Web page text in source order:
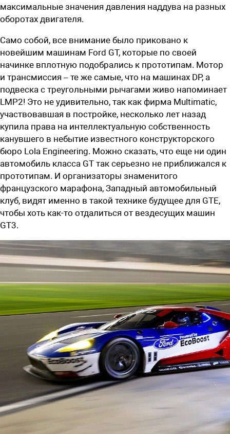
максимальные значения давления наддува на разных
оборотах двигателя.
Само собой, все внимание было приковано к
новейшим машинам Ford GT, которые по своей
начинке вплотную подобрались к прототипам. Мотор
и трансмиссия – те же самые, что на машинах DP, а
подвеска с треугольными рычагами живо напоминает
LMP2! Это не удивительно, так как фирма Multimatic,
участвовавшая в постройке, несколько лет назад
купила права на интеллектуальную собственность
канувшего в небытие известного конструкторского
бюро Lola Engineering. Можно сказать, что еще ни один
автомобиль класса GT так серьезно не приближался к
прототипам. И организаторы знаменитого
французского марафона, Западный автомобильный
клуб, видят именно в такой технике будущее для GTE,
чтобы хоть как-то отдалиться от вездесущих машин
GT3.